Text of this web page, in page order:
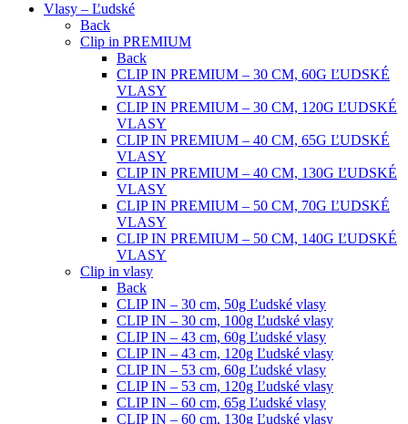
Vlasy – Ľudské
Back
Clip in PREMIUM
Back
CLIP IN PREMIUM – 30 CM, 60G ĽUDSKÉ
VLASY
CLIP IN PREMIUM – 30 CM, 120G ĽUDSKÉ
VLASY
CLIP IN PREMIUM – 40 CM, 65G ĽUDSKÉ
VLASY
CLIP IN PREMIUM – 40 CM, 130G ĽUDSKÉ
VLASY
CLIP IN PREMIUM – 50 CM, 70G ĽUDSKÉ
VLASY
CLIP IN PREMIUM – 50 CM, 140G ĽUDSKÉ
VLASY
Clip in vlasy
Back
CLIP IN – 30 cm, 50g Ľudské vlasy
CLIP IN – 30 cm, 100g Ľudské vlasy
CLIP IN – 43 cm, 60g Ľudské vlasy
CLIP IN – 43 cm, 120g Ľudské vlasy
CLIP IN – 53 cm, 60g Ľudské vlasy
CLIP IN – 53 cm, 120g Ľudské vlasy
CLIP IN – 60 cm, 65g Ľudské vlasy
CLIP IN – 60 cm, 130g Ľudské vlasy